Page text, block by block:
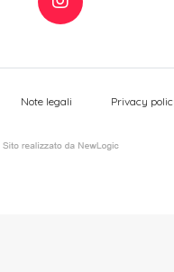
Note legali Privacy